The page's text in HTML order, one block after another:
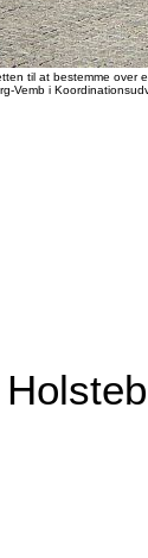
til at bestemme
Vemb i